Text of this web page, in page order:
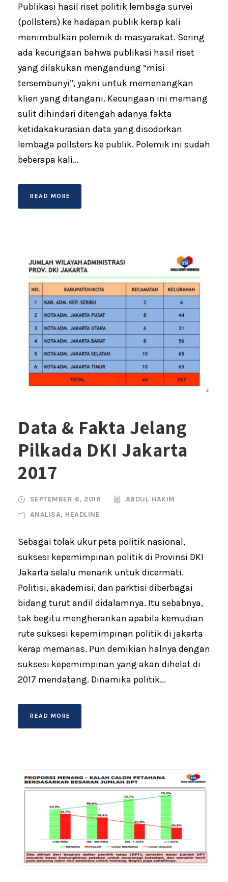
Publikasi hasil riset politik lembaga survei
(pollsters) ke hadapan publik kerap kali
menimbulkan polemik di masyarakat. Sering
ada kecurigaan bahwa publikasi hasil riset
yang dilakukan mengandung “misi
tersembunyi”, yakni untuk memenangkan
klien yang ditangani. Kecurigaan ini memang
sulit dihindari ditengah adanya fakta
ketidakakurasian data yang disodorkan
lembaga pollsters ke publik. Polemik ini sudah
beberapa kali...
READ MORE
Data & Fakta Jelang
Pilkada DKI Jakarta
2017
SEPTEMBER 6, 2016
ABDUL HAKIM
ANALISA, HEADLINE
Sebagai tolak ukur peta politik nasional,
suksesi kepemimpinan politik di Provinsi DKI
Jakarta selalu menarik untuk dicermati.
Politisi, akademisi, dan parktisi diberbagai
bidang turut andil didalamnya. Itu sebabnya,
tak begitu mengherankan apabila kemudian
rute suksesi kepemimpinan politik di jakarta
kerap memanas. Pun demikian halnya dengan
suksesi kepemimpinan yang akan dihelat di
2017 mendatang. Dinamika politik...
READ MORE